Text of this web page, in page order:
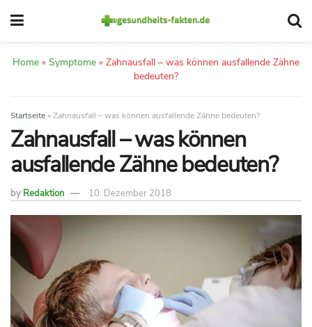
Home » Symptome » Zahnausfall – was können ausfallende Zähne
bedeuten?
Startseite »Zahnausfall – was können ausfallende Zähne bedeuten?
Zahnausfall – was können
ausfallende Zähne bedeuten?
by Redaktion 10. Dezember 2018